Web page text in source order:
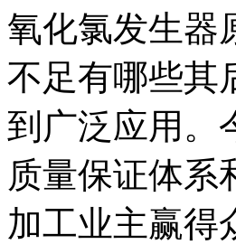
氧化氯发生器
不足有哪些其
到广泛应用。
质量保证体系
加工业主赢得